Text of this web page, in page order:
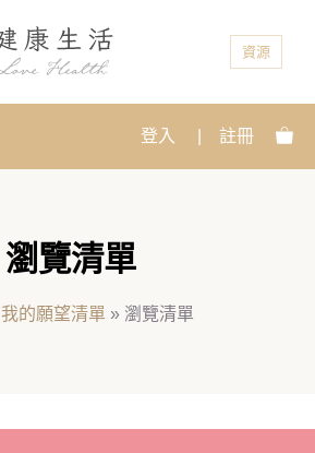
資源
登入 註冊
瀏覽清單
我的願望清單 » 瀏覽清單